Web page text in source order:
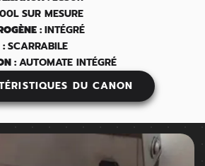
SUR MESURE
:INTÉGRÉ
:SCARRABILE
:AUTOMATE INTÉGRÉ
DU CANON